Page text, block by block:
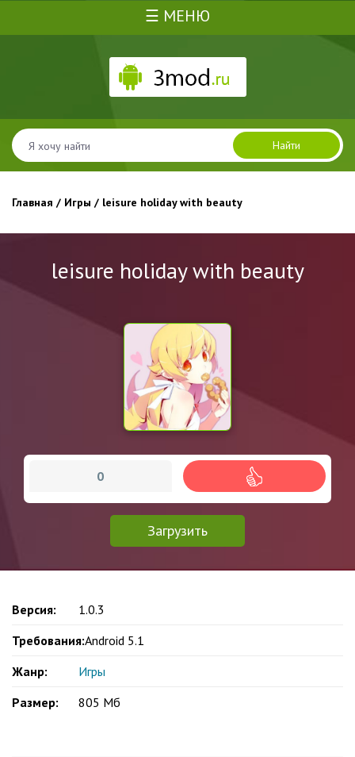
☰ МЕНЮ
Найти
Главная / Игры / leisure holiday with beauty
leisure holiday with beauty
Загрузить
0
Версия:
1.0.3
Требования:Android 5.1
Жанр:
Игры
Размер:
805 Мб